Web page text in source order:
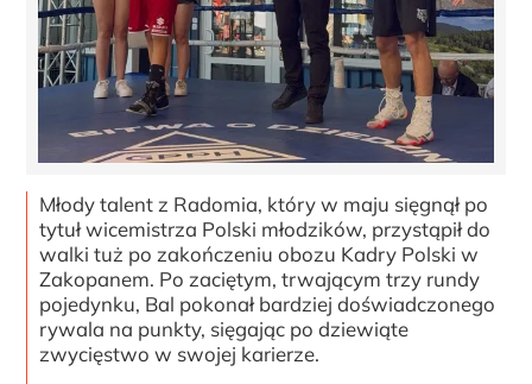
Młody talent z Radomia, który w maju sięgnął po
tytuł wicemistrza Polski młodzików, przystąpił do
walki tuż po zakończeniu obozu Kadry Polski w
Zakopanem. Po zaciętym, trwającym trzy rundy
pojedynku, Bal pokonał bardziej doświadczonego
rywala na punkty, sięgając po dziewiąte
zwycięstwo w swojej karierze.